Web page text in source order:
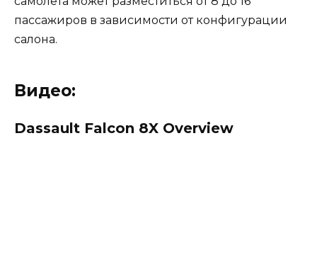
пассажиров в зависимости от конфигурации
салона.
Видео:
Dassault Falcon 8X Overview